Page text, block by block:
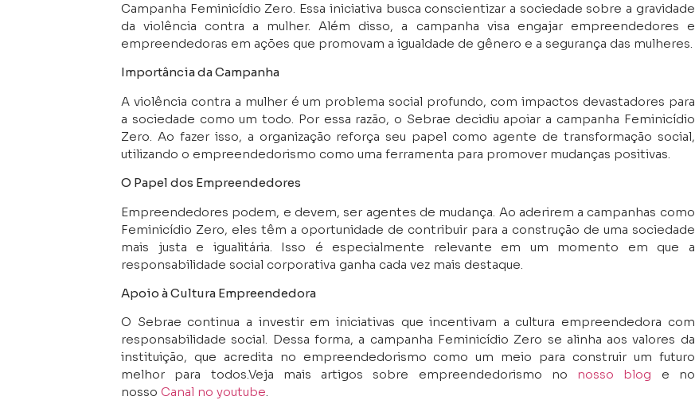
Campanha Feminicídio Zero. Essa iniciativa busca conscientizar a sociedade sobre a gravidade
da violência contra a mulher. Além disso, a campanha visa engajar empreendedores e
empreendedoras em ações que promovam a igualdade de gênero e a segurança das mulheres.
Importância da Campanha
A violência contra a mulher é um problema social profundo, com impactos devastadores para
a sociedade como um todo. Por essa razão, o Sebrae decidiu apoiar a campanha Feminicídio
Zero. Ao fazer isso, a organização reforça seu papel como agente de transformação social,
utilizando o empreendedorismo como uma ferramenta para promover mudanças positivas.
O Papel dos Empreendedores
Empreendedores podem, e devem, ser agentes de mudança. Ao aderirem a campanhas como
Feminicídio Zero, eles têm a oportunidade de contribuir para a construção de uma sociedade
mais justa e igualitária. Isso é especialmente relevante em um momento em que a
responsabilidade social corporativa ganha cada vez mais destaque.
Apoio à Cultura Empreendedora
O Sebrae continua a investir em iniciativas que incentivam a cultura empreendedora com
responsabilidade social. Dessa forma, a campanha Feminicídio Zero se alinha aos valores da
instituição, que acredita no empreendedorismo como um meio para construir um futuro
melhor para todos.Veja mais artigos sobre empreendedorismo no nosso blog e no
nosso Canal no youtube.